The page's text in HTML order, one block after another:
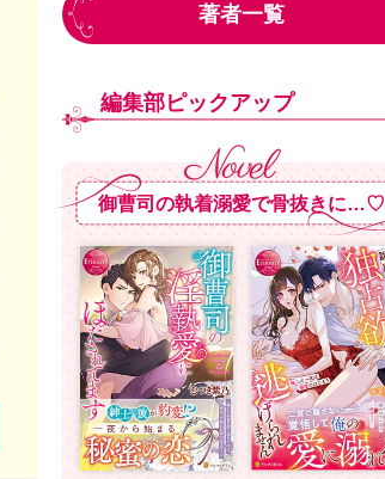
著者一覧
編集部ピックアップ
御曹司の執着溺愛で骨抜きに…♡